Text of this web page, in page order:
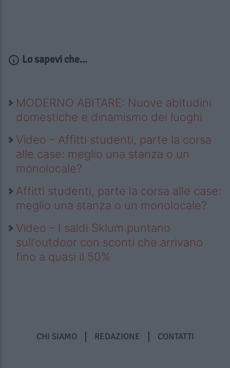
Lo sapevi che...
MODERNO ABITARE: Nuove abitudini
domestiche e dinamismo dei luoghi
Video – Affitti studenti, parte la corsa
alle case: meglio una stanza o un
monolocale?
Affitti studenti, parte la corsa alle case:
meglio una stanza o un monolocale?
Video – I saldi Sklum puntano
sull’outdoor con sconti che arrivano
fino a quasi il 50%
CHI SIAMO REDAZIONE CONTATTI